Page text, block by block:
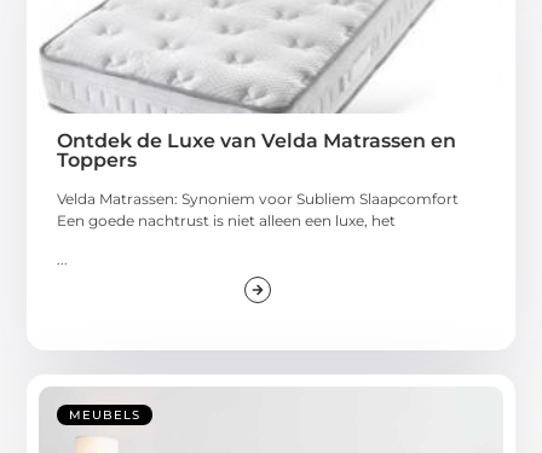
Ontdek de Luxe van Velda Matrassen en
Toppers
Velda Matrassen: Synoniem voor Subliem Slaapcomfort
Een goede nachtrust is niet alleen een luxe, het
...
MEUBELS